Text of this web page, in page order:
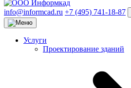
info@informcad.ru +7 (495) 741-18-87
Услуги
Проектирование зданий